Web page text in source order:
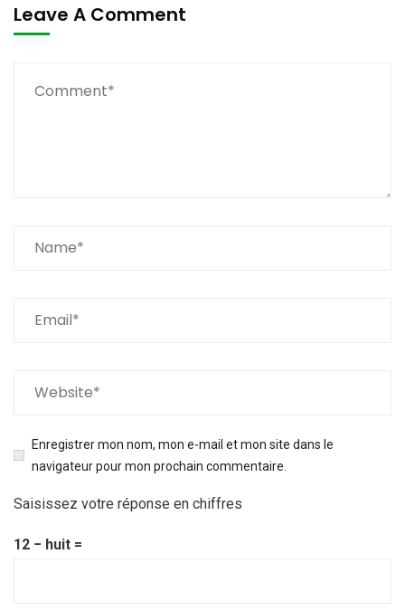
Leave A Comment
Enregistrer mon nom, mon e-mail et mon site dans le
navigateur pour mon prochain commentaire.
Saisissez votre réponse en chiffres
12 − huit =